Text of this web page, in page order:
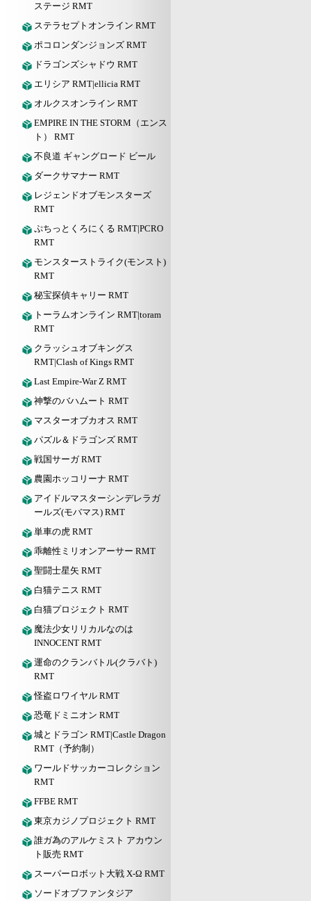
ステージ RMT
ステラセプトオンライン RMT
ポコロンダンジョンズ RMT
ドラゴンズシャドウ RMT
エリシア RMT|ellicia RMT
オルクスオンライン RMT
EMPIRE IN THE STORM（エンス
ト） RMT
不良道 ギャングロード ビール
ダークサマナー RMT
レジェンドオブモンスターズ
RMT
ぷちっとくろにくる RMT|PCRO
RMT
モンスターストライク(モンスト)
RMT
秘宝探偵キャリー RMT
トーラムオンライン RMT|toram
RMT
クラッシュオブキングス
RMT|Clash of Kings RMT
Last Empire-War Z RMT
神撃のバハムート RMT
マスターオブカオス RMT
パズル＆ドラゴンズ RMT
戦国サーガ RMT
農園ホッコリーナ RMT
アイドルマスターシンデレラガ
ールズ(モバマス) RMT
単車の虎 RMT
乖離性ミリオンアーサー RMT
聖闘士星矢 RMT
白猫テニス RMT
白猫プロジェクト RMT
魔法少女リリカルなのは
INNOCENT RMT
運命のクランバトル(クラバト)
RMT
怪盗ロワイヤル RMT
恐竜ドミニオン RMT
城とドラゴン RMT|Castle Dragon
RMT（予約制）
ワールドサッカーコレクション
RMT
FFBE RMT
東京カジノプロジェクト RMT
誰ガ為のアルケミスト アカウン
ト販売 RMT
スーパーロボット大戦 X-Ω RMT
ソードオブファンタジア